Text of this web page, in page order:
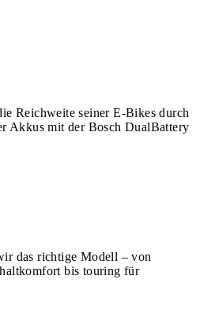
Reichweite seiner E-Bikes durch
Akkus mit der Bosch DualBattery
das richtige Modell – von
bis touring für